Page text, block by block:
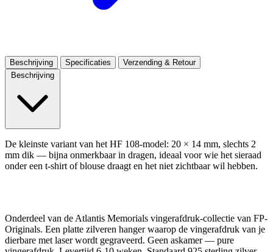
Beschrijving Specificaties
Verzending & Retour
Beschrijving
De kleinste variant van het HF 108-model: 20 × 14 mm, slechts 2
mm dik — bijna onmerkbaar in dragen, ideaal voor wie het sieraad
onder een t-shirt of blouse draagt en het niet zichtbaar wil hebben.
Onderdeel van de Atlantis Memorials vingerafdruk-collectie van FP-
Originals. Een platte zilveren hanger waarop de vingerafdruk van je
dierbare met laser wordt gegraveerd. Geen askamer — pure